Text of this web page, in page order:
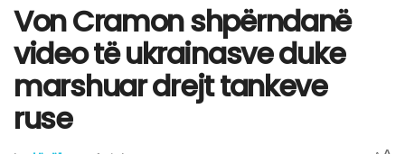
Von Cramon shpërndanë
video të ukrainasve duke
marshuar drejt tankeve
ruse